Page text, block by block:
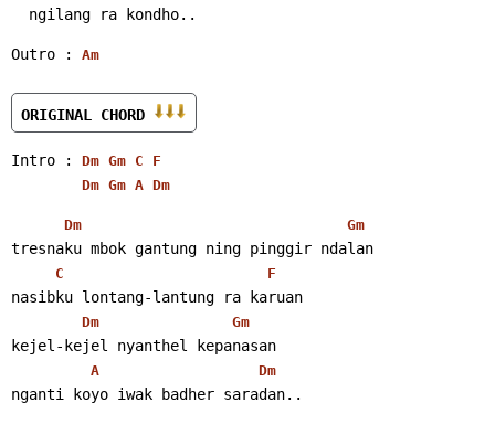
  ngilang ra kondho..
Outro : Am
ORIGINAL CHORD
Intro : Dm Gm C
F
Dm Gm A Dm
Dm Gm
tresnaku mbok gantung ning pinggir ndalan
C F
nasibku lontang-lantung ra karuan
Dm Gm
kejel-kejel nyanthel kepanasan
A Dm
nganti koyo iwak badher saradan..